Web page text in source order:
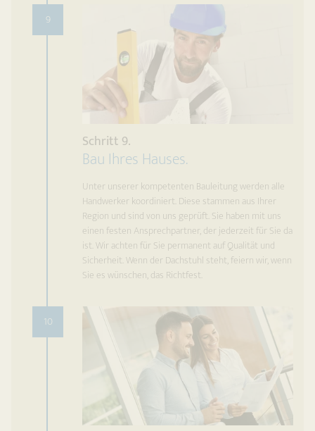
9
Schritt 9.
Bau Ihres Hauses.
Unter unserer kompetenten Bauleitung werden alle
Handwerker koordiniert. Diese stammen aus Ihrer
Region und sind von uns geprüft. Sie haben mit uns
einen festen Ansprechpartner, der jederzeit für Sie da
ist. Wir achten für Sie permanent auf Qualität und
Sicherheit. Wenn der Dachstuhl steht, feiern wir, wenn
Sie es wünschen, das Richtfest.
10